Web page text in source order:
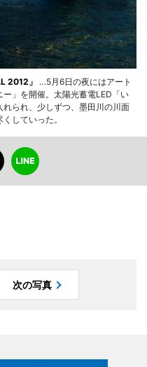
2012」
…5月6日の夜にはアート
」を開催。太陽光蓄電LED「い
られ、少しずつ、墨田川の川面
していった。
次の写真